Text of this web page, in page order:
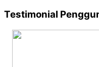
Testimonial